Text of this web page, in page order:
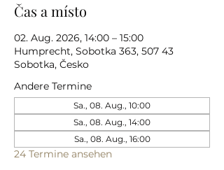
Čas a místo
02. Aug. 2026, 14:00 – 15:00
Humprecht, Sobotka 363, 507 43
Sobotka, Česko
Andere Termine
Sa., 08. Aug., 10:00
Sa., 08. Aug., 14:00
Sa., 08. Aug., 16:00
24 Termine ansehen